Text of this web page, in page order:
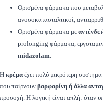
Ορισμένα φάρμακα που
ανοσοκατασταλτικοί,
Ορισμένα φάρμακα με
prolonging φάρμακα,
midazolam.
Η κρέμα έχει πολύ μικρότερη
που παίρνουν βαρφαρίνη ή άλλα
προσοχή. Η λογική είναι απλή: όταν